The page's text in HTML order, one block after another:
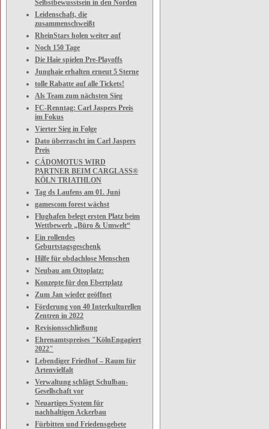
Selbstbewusstsein in den Norden
Leidenschaft, die
zusammenschweißt
RheinStars holen weiter auf
Noch 150 Tage
Die Haie spielen Pre-Playoffs
Junghaie erhalten erneut 5 Sterne
tolle Rabatte auf alle Tickets!
Als Team zum nächsten Sieg
FC-Renntag: Carl Jaspers Preis
im Fokus
Vierter Sieg in Folge
Dato überrascht im Carl Jaspers
Preis
CÁDOMOTUS WIRD
PARTNER BEIM CARGLASS®
KÖLN TRIATHLON
Tag ds Laufens am 01. Juni
gamescom forest wächst
Flughafen belegt ersten Platz beim
Wettbewerb „Büro & Umwelt“
Ein rollendes
Geburtstagsgeschenk
Hilfe für obdachlose Menschen
Neubau am Ottoplatz:
Konzepte für den Ebertplatz
Zum Jan wieder geöffnet
Förderung von 40 Interkulturellen
Zentren in 2022
Revisionsschließung
Ehrenamtspreises "KölnEngagiert
2022"
Lebendiger Friedhof – Raum für
Artenvielfalt
Verwaltung schlägt Schulbau-
Gesellschaft vor
Neuartiges System für
nachhaltigen Ackerbau
Fürbitten und Friedensgebete